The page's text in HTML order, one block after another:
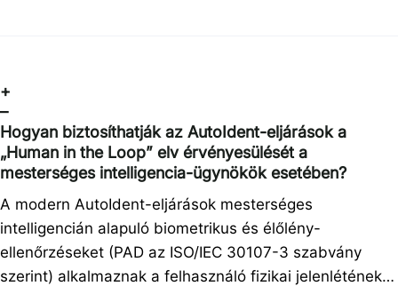
+
–
Hogyan biztosíthatják az AutoIdent-eljárások a
„Human in the Loop” elv érvényesülését a
mesterséges intelligencia-ügynökök esetében?
A modern AutoIdent-eljárások mesterséges
intelligencián alapuló biometrikus és élőlény-
ellenőrzéseket (PAD az ISO/IEC 30107-3 szabvány
szerint) alkalmaznak a felhasználó fizikai jelenlétének…